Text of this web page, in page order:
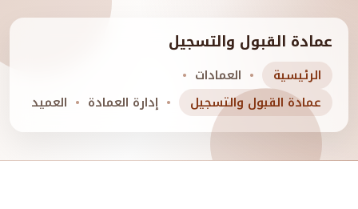
عمادة القبول والتسجيل
الرئيسية
العمادات
عمادة القبول والتسجيل
إدارة العمادة العميد